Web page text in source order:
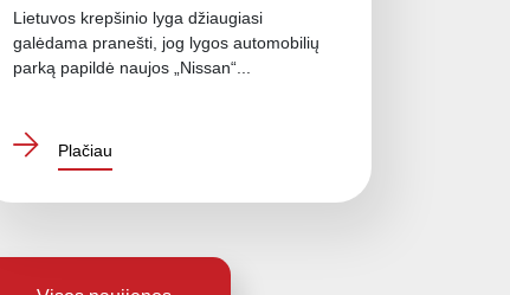
Lietuvos krepšinio lyga džiaugiasi
galėdama pranešti, jog lygos automobilių
parką papildė naujos „Nissan“...
Plačiau